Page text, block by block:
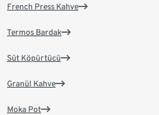
French Press Kahve
Termos Bardak
Süt Köpürtücü
Granül Kahve
Moka Pot